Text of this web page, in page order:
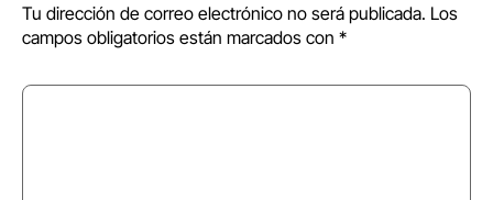
Tu dirección de correo electrónico no será publicada. Los
campos obligatorios están marcados con *